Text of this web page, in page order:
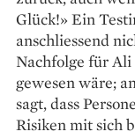
Glück!» Ein
anschliessend
Nachfolge für
gewesen wäre;
sagt, dass
Risiken mit sich